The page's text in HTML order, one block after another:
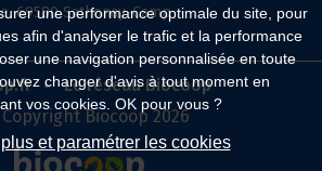
une performance optimale du site, pour
afin d'analyser le trafic et la performance
une navigation personnalisée en toute
changer d'avis à tout moment en
vos cookies. OK pour vous ?
et paramétrer les cookies
69580 Sathonay-Camp
Le réseau Biocoop
Copyright Biocoop 2026